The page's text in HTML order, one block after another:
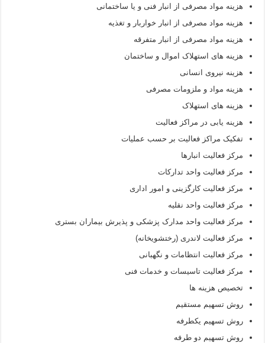
هزینه مواد مصرفی از انبار فنی و یا ساختمانی
هزینه مواد مصرفی از انبار خواربار و تغذیه
هزینه مواد مصرفی از انبار متفرقه
هزینه های استهلاک اموال و ساختمان
هزینه نیروی انسانی
هزینه مواد و ملزومات مصرفی
هزینه های استهلاک
هزینه یابی در مراکز فعالیت
تفکیک مراکز فعالیت بر حسب عملیات
مرکز فعالیت انبارها
مرکز فعالیت واحد تدارکات
مرکز فعالیت کارگزینی و امور اداری
مرکز فعالیت واحد نقلیه
مرکز فعالیت واحد مدارک پزشکی و پذیرش بیماران بستری
مرکز فعالیت لاندری (رختشویخانه)
مرکز فعالیت انتظامات و نگهبانی
مرکز فعالیت تاسیسات و خدمات فنی
تخصیص هزینه ها
روش تسهیم مستقیم
روش تسهیم یکطرفه
روش تسهیم دو طرفه